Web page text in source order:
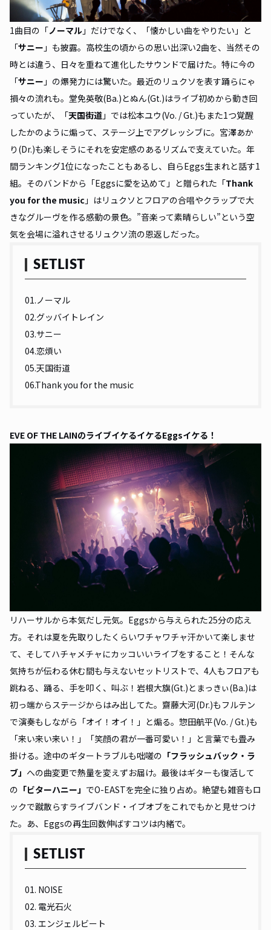
1曲目の「ノーマル 」だけでなく、「懐かしい曲をやりたい」と
「サニー 」も披露。高校生の頃からの思い出深い2曲を、当然その
時とは違う、日々を重ねて進化したサウンドで届けた。特に今の
「サニー 」の爆発力には驚いた。最近のリュクソを表す踊らにゃ
損々の流れも。堂免英敬(Ba.)とぬん(Gt.)はライブ初めから動き回
っていたが、「天国街道 」では松本ユウ(Vo. / Gt.)もまた1つ覚醒
したかのように煽って、ステージ上でアグレッシブに。宮澤あか
り(Dr.)も楽しそうにそれを安定感のあるリズムで支えていた。年
間ランキング1位になったこともあるし、自らEggs生まれと話す1
組。そのバンドから「Eggsに愛を込めて」と贈られた「Thank
you for the music 」はリュクソとフロアの合唱やクラップで大
きなグルーヴを作る感動の景色。”音楽って素晴らしい”という空
気を会場に溢れさせるリュクソ流の恩返しだった。
SETLIST
01.ノーマル
02.グッバイトレイン
03.サニー
04.恋煩い
05.天国街道
06.Thank you for the music
EVE OF THE LAINのライブ――イケるイケるEggsイケる！
リハーサルから本気だし元気。Eggsから与えられた25分の応え
方。それは夏を先取りしたくらいワチャワチャ汗かいて楽しませ
て、そしてハチャメチャにカッコいいライブをすること！そんな
気持ちが伝わる休む間も与えないセットリストで、4人もフロアも
跳ねる、踊る、手を叩く、叫ぶ！岩根大旗(Gt.)とまっきぃ(Ba.)は
初っ端からステージからはみ出してた。齋藤大河(Dr.)もフルテン
で演奏もしながら「オイ！オイ！」と煽る。惣田航平(Vo. / Gt.)も
「来い来い来い！」「笑顔の君が一番可愛い！」と言葉でも畳み
掛ける。途中のギタートラブルも咄嗟の 「フラッシュバック・ラ
ブ」 への曲変更で熱量を変えずお届け。最後はギターも復活して
の 「ビターハニー 」 でO-EASTを完全に独り占め。絶望も雑音もロ
ックで蹴散らすライブバンド・イブオブをこれでもかと見せつけ
た。あ、Eggsの再生回数伸ばすコツは内緒で。
SETLIST
01. NOISE
02. 電光石火
03. エンジェルビート